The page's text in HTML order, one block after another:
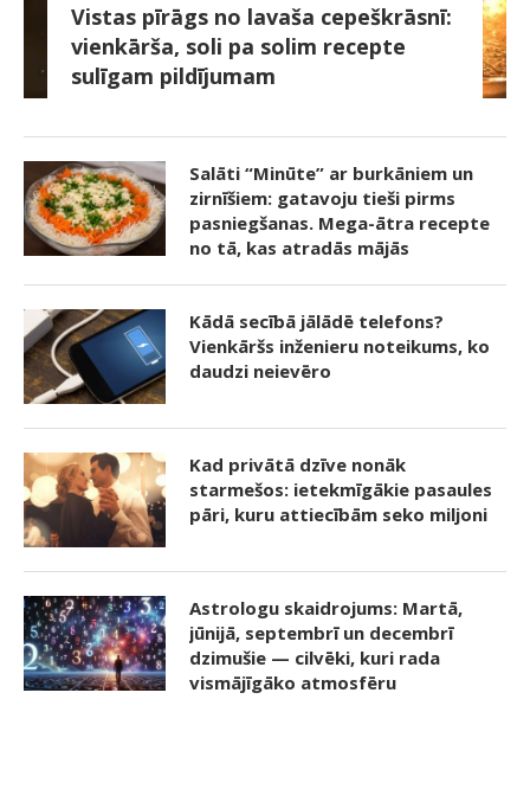
Vistas pīrāgs no lavaša cepeškrāsnī:
vienkārša, soli pa solim recepte
sulīgam pildījumam
Salāti “Minūte” ar burkāniem un
zirnīšiem: gatavoju tieši pirms
pasniegšanas. Mega-ātra recepte
no tā, kas atradās mājās
Kādā secībā jālādē telefons?
Vienkāršs inženieru noteikums, ko
daudzi neievēro
Kad privātā dzīve nonāk
starmešos: ietekmīgākie pasaules
pāri, kuru attiecībām seko miljoni
Astrologu skaidrojums: Martā,
jūnijā, septembrī un decembrī
dzimušie — cilvēki, kuri rada
vismājīgāko atmosfēru